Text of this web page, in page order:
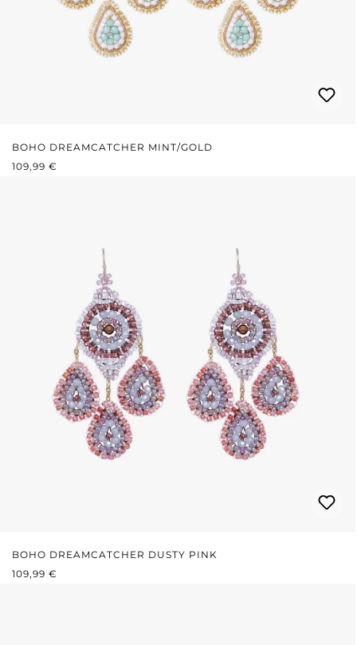
BOHO DREAMCATCHER MINT/GOLD
REGULÄRER PREIS:
109,99 €
BOHO DREAMCATCHER DUSTY PINK
REGULÄRER PREIS:
109,99 €